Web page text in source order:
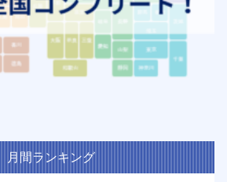
月間ランキング